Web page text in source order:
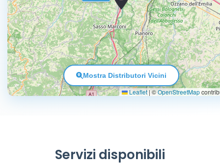
Leaflet |©OpenStreetMap
Mostra Distributori Vicini
Servizi disponibili